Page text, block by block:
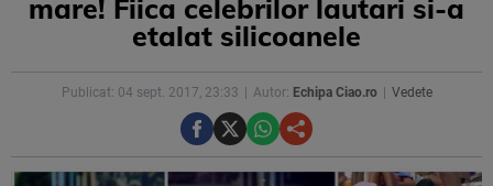
mare! Fiica celebrilor lautari si-a
etalat silicoanele
Publicat: 04 sept. 2017, 23:33 Autor: Echipa Ciao.ro Vedete